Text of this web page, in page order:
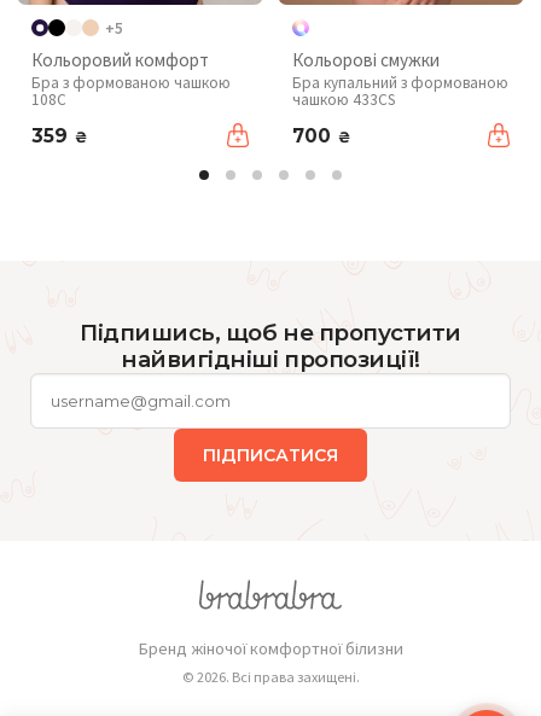
+5
Кольоровий комфорт
Бра з формованою чашкою
108C
359 ₴
Кольорові смужки
Бра купальний з формованою
чашкою 433CS
700 ₴
Підпишись, щоб не пропустити
найвигідніші пропозиції!
ПІДПИСАТИСЯ
Бренд жіночої комфортної білизни
© 2026. Всі права захищені.